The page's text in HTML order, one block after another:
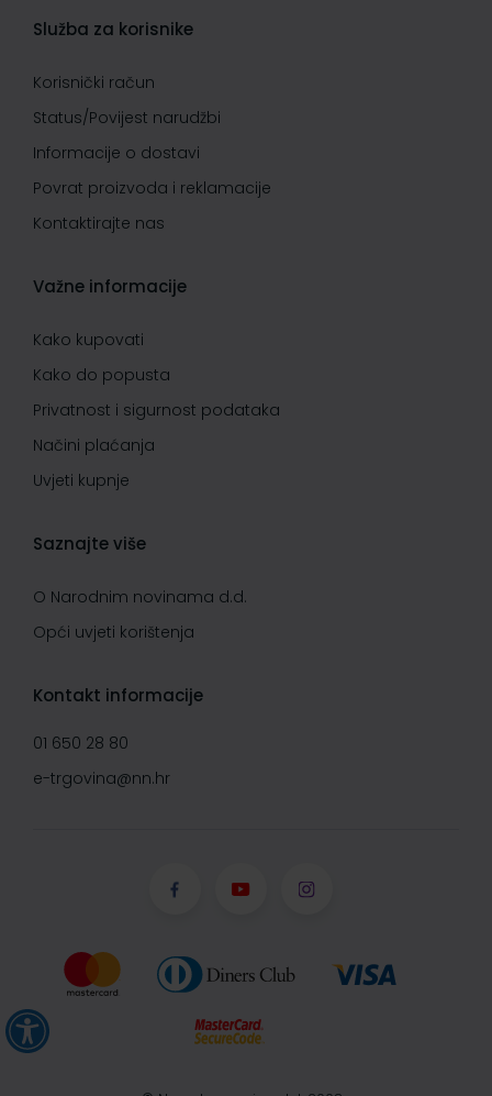
Služba za korisnike
Korisnički račun
Status/Povijest narudžbi
Informacije o dostavi
Povrat proizvoda i reklamacije
Kontaktirajte nas
Važne informacije
Kako kupovati
Kako do popusta
Privatnost i sigurnost podataka
Načini plaćanja
Uvjeti kupnje
Saznajte više
O Narodnim novinama d.d.
Opći uvjeti korištenja
Kontakt informacije
01 650 28 80
e-trgovina@nn.hr